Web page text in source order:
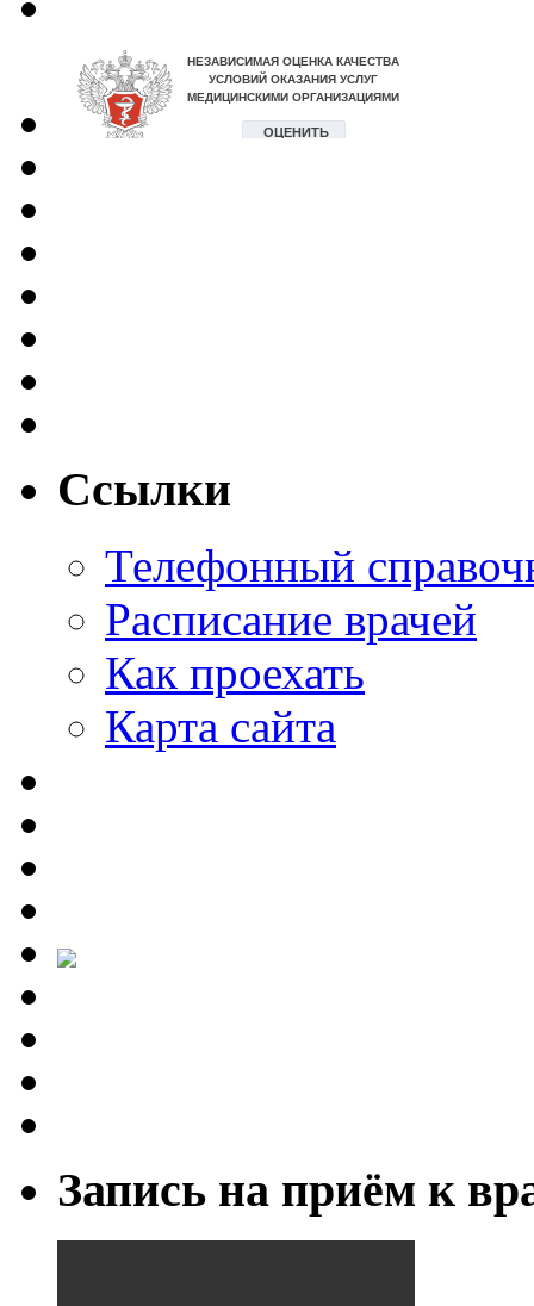
Ссылки
Телефонный
Расписание врачей
Как проехать
Карта сайта
Запись на приём к